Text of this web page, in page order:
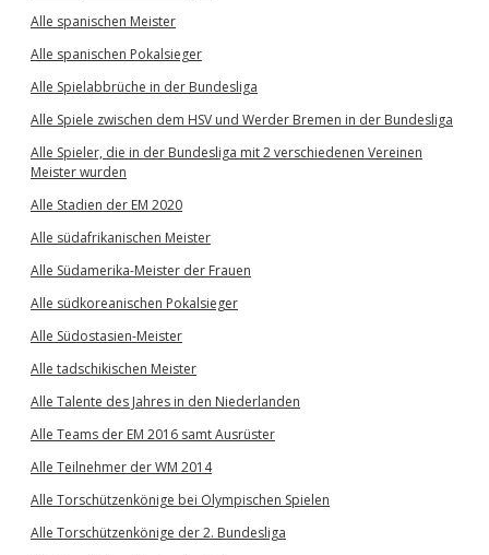
Alle spanischen Meister
Alle spanischen Pokalsieger
Alle Spielabbrüche in der Bundesliga
Alle Spiele zwischen dem HSV und Werder Bremen in der Bundesliga
Alle Spieler, die in der Bundesliga mit 2 verschiedenen Vereinen
Meister wurden
Alle Stadien der EM 2020
Alle südafrikanischen Meister
Alle Südamerika-Meister der Frauen
Alle südkoreanischen Pokalsieger
Alle Südostasien-Meister
Alle tadschikischen Meister
Alle Talente des Jahres in den Niederlanden
Alle Teams der EM 2016 samt Ausrüster
Alle Teilnehmer der WM 2014
Alle Torschützenkönige bei Olympischen Spielen
Alle Torschützenkönige der 2. Bundesliga